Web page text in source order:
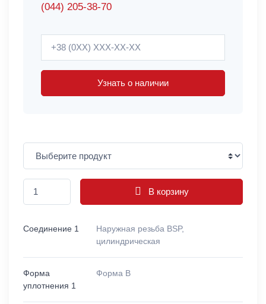
(044) 205-38-70
Узнать о наличии
В корзину
Соединение 1
Наружная резьба BSP,
цилиндрическая
Форма
уплотнения 1
Форма B